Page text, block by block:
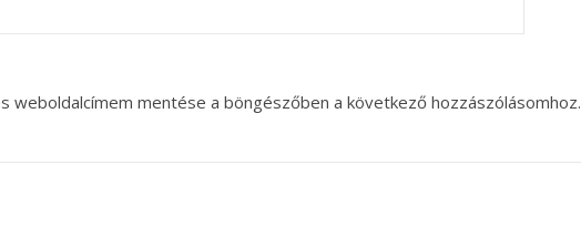
weboldalcímem mentése a böngészőben a következő hozzászólásomhoz.